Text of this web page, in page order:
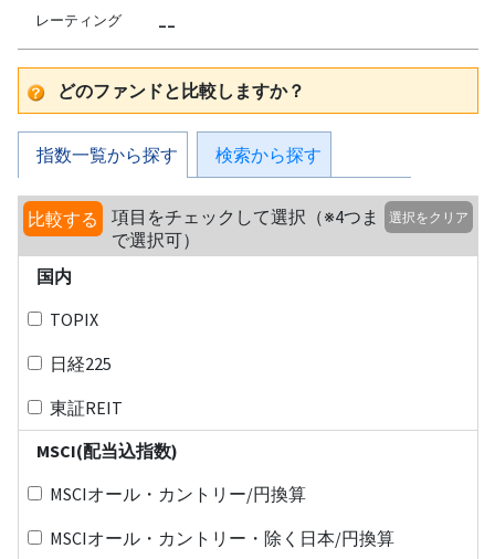
レーティング --
どのファンドと比較しますか？
指数一覧から探す 検索から探す
比較する
項目をチェックして選択（※4つま
で選択可）
選択をクリア
国内
TOPIX
日経225
東証REIT
MSCI(配当込指数)
MSCIオール・カントリー/円換算
MSCIオール・カントリー・除く日本/円換算